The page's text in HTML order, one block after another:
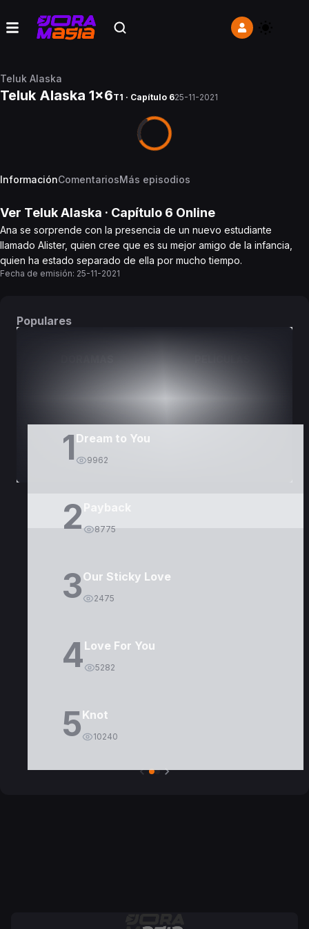
Teluk Alaska
Teluk Alaska 1x6T1 · Capítulo 625-11-2021
InformaciónComentariosMás episodios
Ver Teluk Alaska · Capítulo 6 Online
Ana se sorprende con la presencia de un nuevo estudiante
llamado Alister, quien cree que es su mejor amigo de la infancia,
quien ha estado separado de ella por mucho tiempo.
Fecha de emisión: 25-11-2021
Populares
1 Dream to You
9962
2 8775
3Our Sticky Love
2475
4Love For You
5282
5Knot
10240